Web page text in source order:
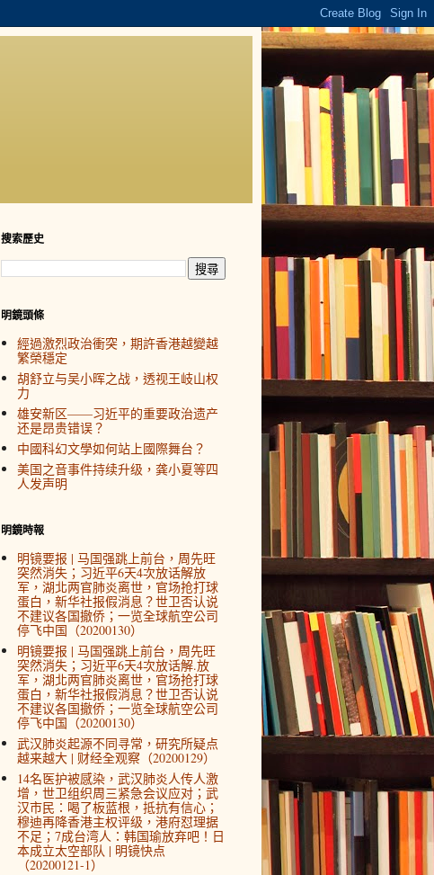
搜索歷史
明鏡頭條
經過激烈政治衝突，期許香港越變越
繁榮穩定
胡舒立与吴小晖之战，透视王岐山权
力
雄安新区——习近平的重要政治遗产
还是昂贵错误？
中國科幻文學如何站上國際舞台？
美国之音事件持续升级，龚小夏等四
人发声明
明鏡時報
明镜要报 | 马国强跳上前台，周先旺
突然消失；习近平6天4次放话解放
军，湖北两官肺炎离世，官场抢打球
蛋白，新华社报假消息？世卫否认说
不建议各国撤侨；一览全球航空公司
停飞中国（20200130）
明镜要报 | 马国强跳上前台，周先旺
突然消失；习近平6天4次放话解.放
军，湖北两官肺炎离世，官场抢打球
蛋白，新华社报假消息？世卫否认说
不建议各国撤侨；一览全球航空公司
停飞中国（20200130）
武汉肺炎起源不同寻常，研究所疑点
越来越大 | 财经全观察（20200129）
14名医护被感染，武汉肺炎人传人激
增，世卫组织周三紧急会议应对；武
汉市民：喝了板蓝根，抵抗有信心；
穆迪再降香港主权评级，港府怼理据
不足；7成台湾人：韩国瑜放弃吧！日
本成立太空部队 | 明镜快点
（20200121-1）